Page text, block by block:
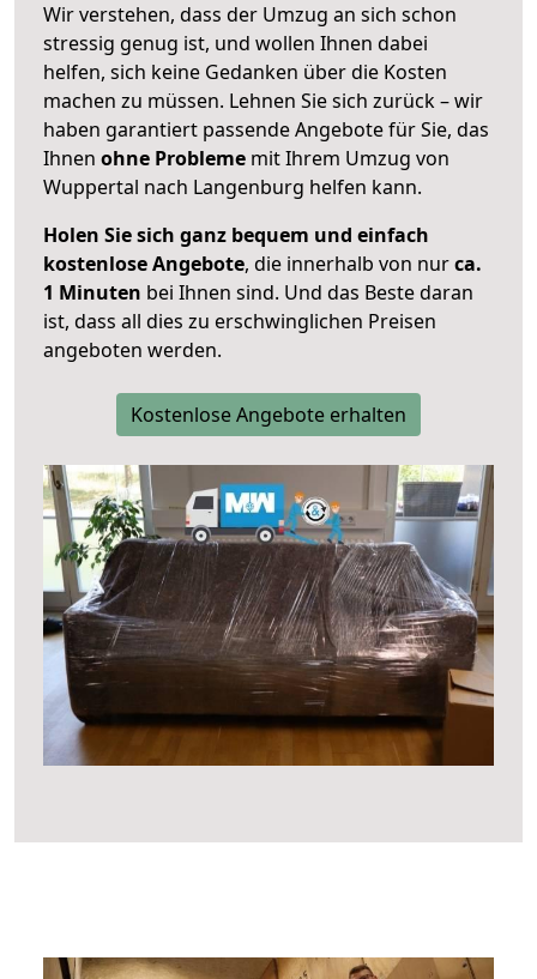
Wir verstehen, dass der Umzug an sich schon
stressig genug ist, und wollen Ihnen dabei
helfen, sich keine Gedanken über die Kosten
machen zu müssen. Lehnen Sie sich zurück – wir
haben garantiert passende Angebote für Sie, das
Ihnen ohne Probleme mit Ihrem Umzug von
Wuppertal nach Langenburg helfen kann.
Holen Sie sich ganz bequem und einfach
kostenlose Angebote, die innerhalb von nurca.
1 Minuten bei Ihnen sind. Und das Beste daran
ist, dass all dies zu erschwinglichen Preisen
angeboten werden.
Kostenlose Angebote erhalten